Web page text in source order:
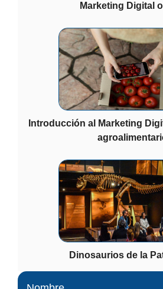
Marketing Digital
Introducción al Marketing
Dinosaurios de la